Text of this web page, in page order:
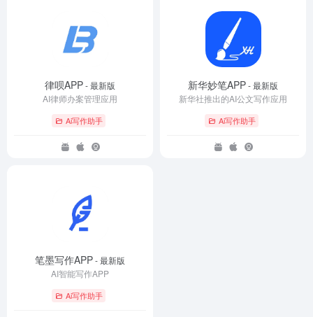
律呗APP- 最新版
AI律师办案管理应用
Ai写作助手
新华妙笔APP- 最新版
新华社推出的AI公文写作应用
Ai写作助手
笔墨写作APP- 最新版
AI智能写作APP
Ai写作助手